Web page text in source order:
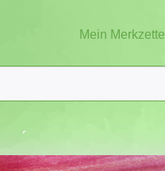
Mein Merkzettel